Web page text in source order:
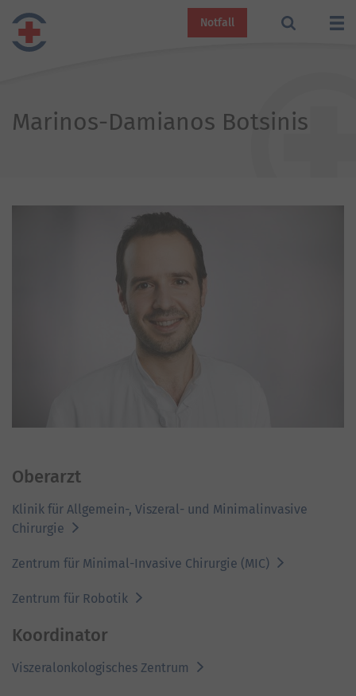
Notfall
Marinos-Damianos Botsinis
Oberarzt
Klinik für Allgemein-, Viszeral- und Minimalinvasive
Chirurgie
Zentrum für Minimal-Invasive Chirurgie (MIC)
Zentrum für Robotik
Koordinator
Viszeralonkologisches Zentrum